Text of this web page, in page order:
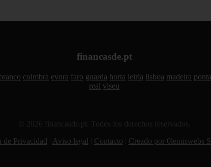
financasde.pt
coimbra evora faro guarda horta leiria lisboa madeira
real viseu
© 2026 financasde.pt. Todos los derechos reservados.
de Privacidad Aviso legal Contacto Creado por 0lemiswebs